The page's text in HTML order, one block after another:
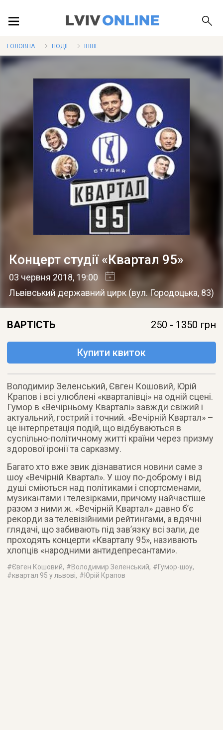
ПУБЛІКАЦІЇ
ДОВІДКА
ГОЛОВНА ПОДІЇ ІНШЕ
Концерт студії «Квартал 95»
03 червня 2018, 19:00
Львівський державний цирк (вул. Городоцька, 83)
ВАРТІСТЬ 250 - 1350 грн
Купити квиток
Володимир Зеленський, Євген Кошовий, Юрій
Крапов і всі улюблені «кварталівці» на одній сцені.
Гумор в «Вечірньому Кварталі» завжди свіжий і
актуальний, гострий і точний. «Вечірній Квартал» –
це інтерпретація подій, що відбуваються в
суспільно-політичному житті країни через призму
здорової іронії та сарказму.
Багато хто вже звик дізнаватися новини саме з
шоу «Вечірній Квартал». У шоу по-доброму і від
душі сміються над політиками і спортсменами,
музикантами і телезірками, причому найчастіше
разом з ними ж. «Вечірній Квартал» давно б’є
рекорди за телевізійними рейтингами, а вдячні
глядачі, що забивають під зав’язку всі зали, де
проходять концерти «Кварталу 95», називають
хлопців «народними антидепресантами».
#Євген Кошовий, #Володимир Зеленський, #Гумор-шоу,
#квартал 95 у львові, #Юрій Крапов